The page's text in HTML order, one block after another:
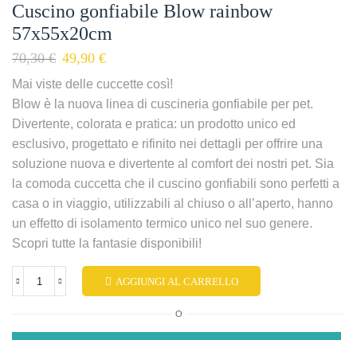
Cuscino gonfiabile Blow rainbow
57x55x20cm
70,30€ 49,90 €
Mai viste delle cuccette così!
Blow è la nuova linea di cuscineria gonfiabile per pet.
Divertente, colorata e pratica: un prodotto unico ed
esclusivo, progettato e rifinito nei dettagli per offrire una
soluzione nuova e divertente al comfort dei nostri pet. Sia
la comoda cuccetta che il cuscino gonfiabili sono perfetti a
casa o in viaggio, utilizzabili al chiuso o all’aperto, hanno
un effetto di isolamento termico unico nel suo genere.
Scopri tutte la fantasie disponibili!
AGGIUNGI AL CARRELLO
O